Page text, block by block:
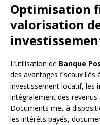
Optimisation
valorisation
L’utilisation de Banque
des avantages fiscaux liés
investissement locatif, les
intégralement des
Documents met à
les intérêts payés,